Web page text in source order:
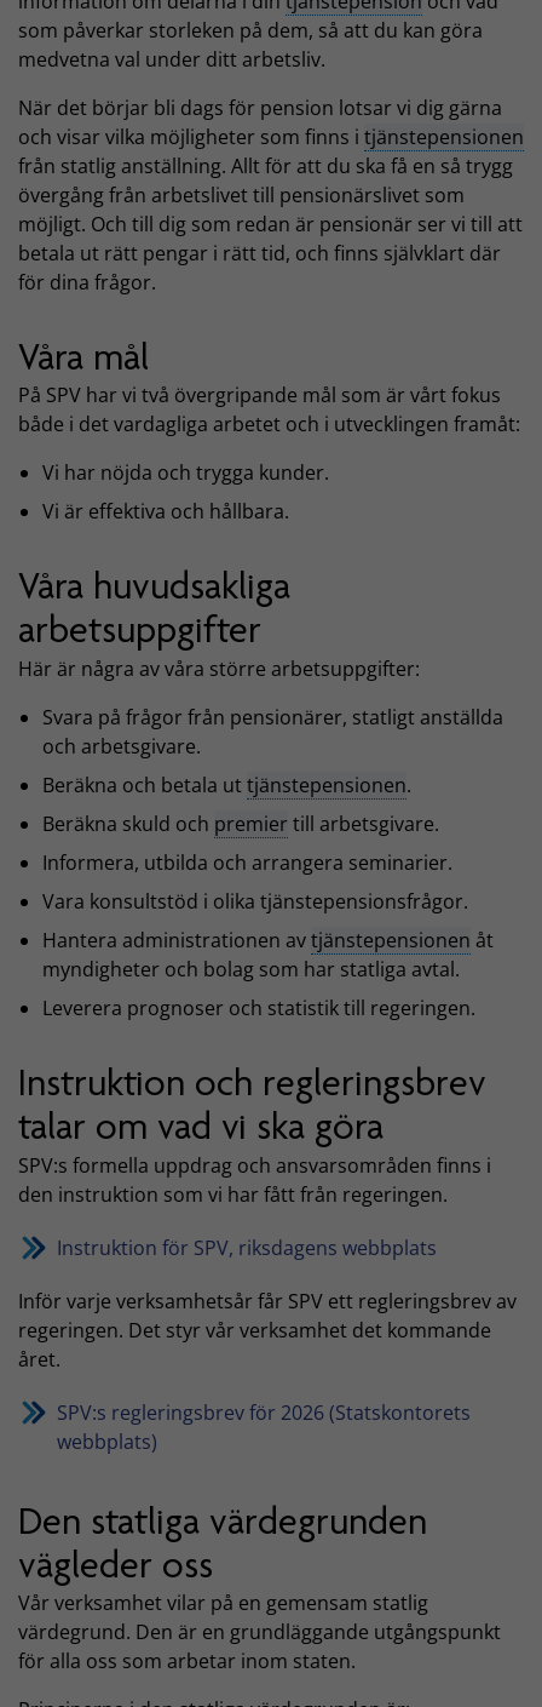
som påverkar storleken på dem, så att du kan göra
medvetna val under ditt arbetsliv.
När det börjar bli dags för pension lotsar vi dig gärna
och visar vilka möjligheter som finns i tjänstepensionen
från statlig anställning. Allt för att du ska få en så trygg
övergång från arbetslivet till pensionärslivet som
möjligt. Och till dig som redan är pensionär ser vi till att
betala ut rätt pengar i rätt tid, och finns självklart där
för dina frågor.
Våra mål
På SPV har vi två övergripande mål som är vårt fokus
både i det vardagliga arbetet och i utvecklingen framåt:
Vi har nöjda och trygga kunder.
Vi är effektiva och hållbara.
Våra huvudsakliga
arbetsuppgifter
Här är några av våra större arbetsuppgifter:
Svara på frågor från pensionärer, statligt anställda
och arbetsgivare.
Beräkna och betala uttjänstepensionen.
Beräkna skuld och premier till arbetsgivare.
Informera, utbilda och arrangera seminarier.
Vara konsultstöd i olika tjänstepensionsfrågor.
Hantera administrationen avtjänstepensionen åt
myndigheter och bolag som har statliga avtal.
Leverera prognoser och statistik till regeringen.
Instruktion och regleringsbrev
talar om vad vi ska göra
SPV:s formella uppdrag och ansvarsområden finns i
den instruktion som vi har fått från regeringen.
Instruktion för SPV, riksdagens webbplats
Inför varje verksamhetsår får SPV ett regleringsbrev av
regeringen. Det styr vår verksamhet det kommande
året.
SPV:s regleringsbrev för 2026 (Statskontorets
webbplats)
Den statliga värdegrunden
vägleder oss
Vår verksamhet vilar på en gemensam statlig
värdegrund. Den är en grundläggande utgångspunkt
för alla oss som arbetar inom staten.